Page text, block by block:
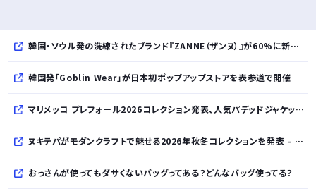
韓国・ソウル発の洗練されたブランド『ZANNE（ザンヌ）』が60%に新規入店、モダン×エフォートレスなコレクションを展開
韓国発「Goblin Wear」が日本初ポップアップストアを表参道で開催
マリメッコ プレフォール2026コレクション発表、人気パデッドジャケットの日本限定カラーも登場
ヌキテパがモダンクラフトで魅せる2026年秋冬コレクションを発表 – インド・アムリトサルで織り上げたウールなど手仕事の美しさを現代的に昇華
おっさんが使ってもダサくないバッグってある？どんなバッグ使ってる？